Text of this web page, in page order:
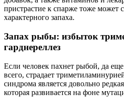
пристрастие к спарже тоже может
характерного запаха.
Запах рыбы: избыток
гарднереллез
Если человек пахнет рыбой, да
всего, страдает
синдрома является довольно
которая развивается на фоне